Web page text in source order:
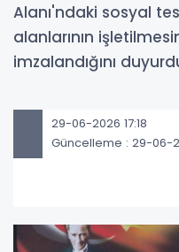
Alanı'ndaki sosyal
alanlarının
imzalandığını
29-06-2026 17:18
Güncelleme : 29-06-